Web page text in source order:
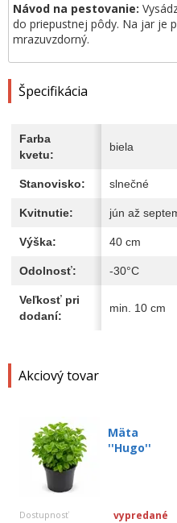
Akciový tovar
Mäta
''Hugo''
Dostupnosť vypredané
Návod na pestovanie:
do priepustnej pôdy. Na jar je
mrazuvzdorný.
Špecifikácia
Farba
kvetu:
biela
Stanovisko: slnečné
Kvitnutie: jún až
Výška: 40 cm
Odolnosť: -30°C
Veľkosť pri
dodaní:
min. 10 cm